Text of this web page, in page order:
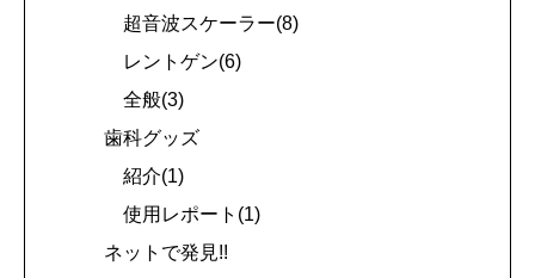
超音波スケーラー(8)
レントゲン(6)
全般(3)
歯科グッズ
紹介(1)
使用レポート(1)
ネットで発見!!